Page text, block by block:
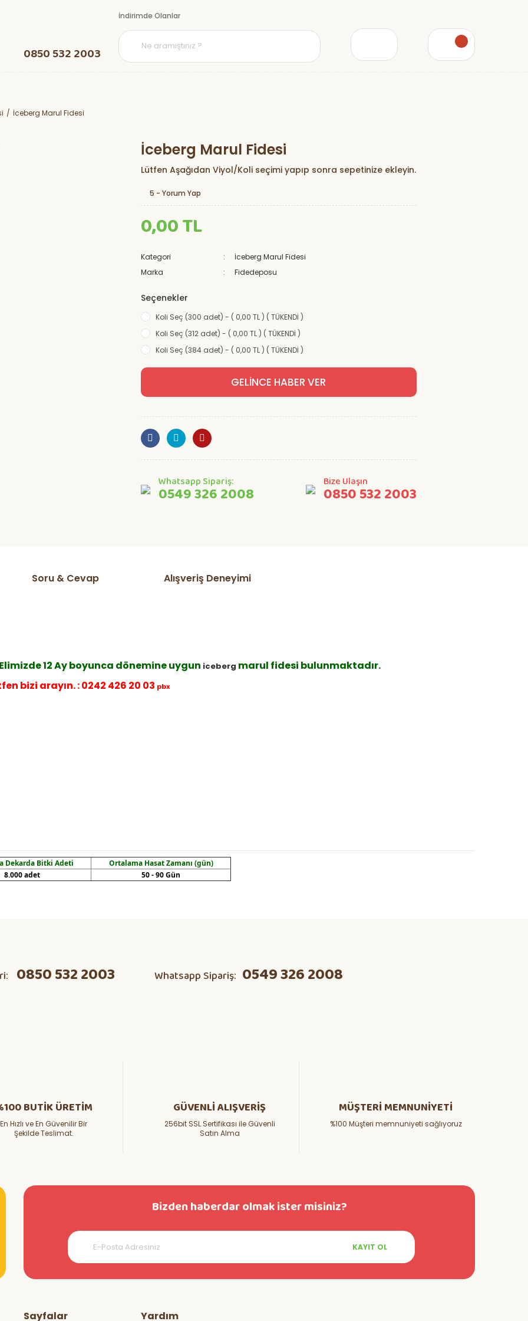
0850 532 2003
İndirimde Olanlar
İceberg Marul Fidesi
İceberg Marul Fidesi
Lütfen Aşağıdan Viyol/Koli seçimi yapıp sonra sepetinize ekleyin.
5 - Yorum Yap
0,00 TL
Kategori
İceberg Marul Fidesi
Marka
Fidedeposu
Seçenekler
Koli Seç (300 adet) - ( 0,00 TL ) ( TÜKENDİ )
Koli Seç (312 adet) - ( 0,00 TL ) ( TÜKENDİ )
Koli Seç (384 adet) - ( 0,00 TL ) ( TÜKENDİ )
GELİNCE HABER VER
Whatsapp Sipariş:
0549 326 2008
Bize Ulaşın
0850 532 2003
Soru & Cevap Alışveriş Deneyimi
12 Ay boyunca dönemine uygun iceberg marul fidesi bulunmaktadır.
bizi arayın. : 0242 426 20 03 pbx
Dekarda Bitki Adeti
Ortalama Hasat Zamanı (gün)
8.000 adet 50 - 90 Gün
bizde alabilsek olmazmi yani
marullar resimdeki gibi canlı ve güzel herkese tavsiye ederim. Fidedeposu'na çok teşekkür eder ve başarılarının devamını
0850 532 2003 Whatsapp Sipariş: 0549 326 2008
BUTİK ÜRETİM
En Hızlı ve En Güvenilir Bir
Şekilde Teslimat.
GÜVENLİ ALIŞVERİŞ
256bit SSL Sertifikası ile Güvenli
Satın Alma
MÜŞTERİ MEMNUNİYETİ
%100 Müşteri memnuniyeti sağlıyoruz
Bizden haberdar olmak ister misiniz?
KAYIT OL
Sayfalar Yardım